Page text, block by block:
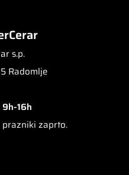
s.p.
Radomlje
9h-16h
prazniki zaprto.